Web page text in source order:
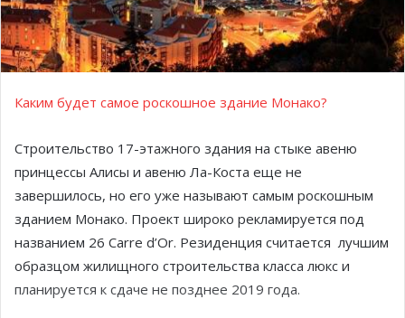
Каким будет самое роскошное здание Монако?
Строительство 17-этажного здания на стыке авеню
принцессы Алисы и авеню Ла-Коста еще не
завершилось, но его уже называют самым роскошным
зданием Монако. Проект широко рекламируется под
названием 26 Carre d’Or. Резиденция считается лучшим
образцом жилищного строительства класса люкс и
планируется к сдаче не позднее 2019 года.